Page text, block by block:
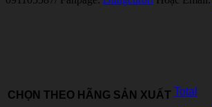
CHỌN THEO HÃNG SẢN XUẤT Total